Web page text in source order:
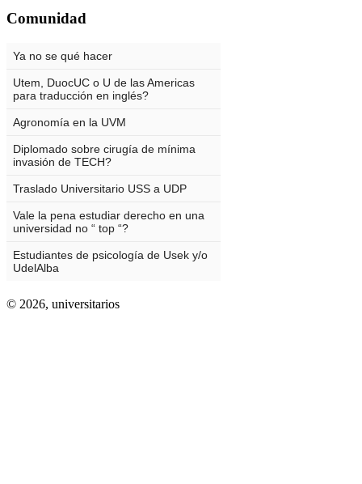
Comunidad
© 2026, universitarios